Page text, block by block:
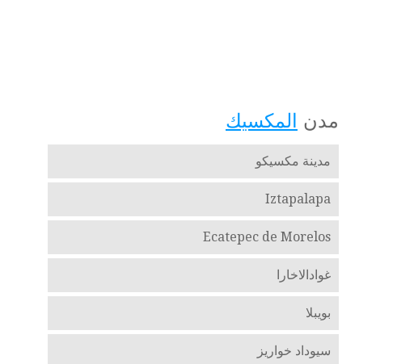
مدن المكسيك
مدينة مكسيكو
Iztapalapa
Ecatepec de Morelos
غوادالاخارا
بويبلا
سيوداد خواريز